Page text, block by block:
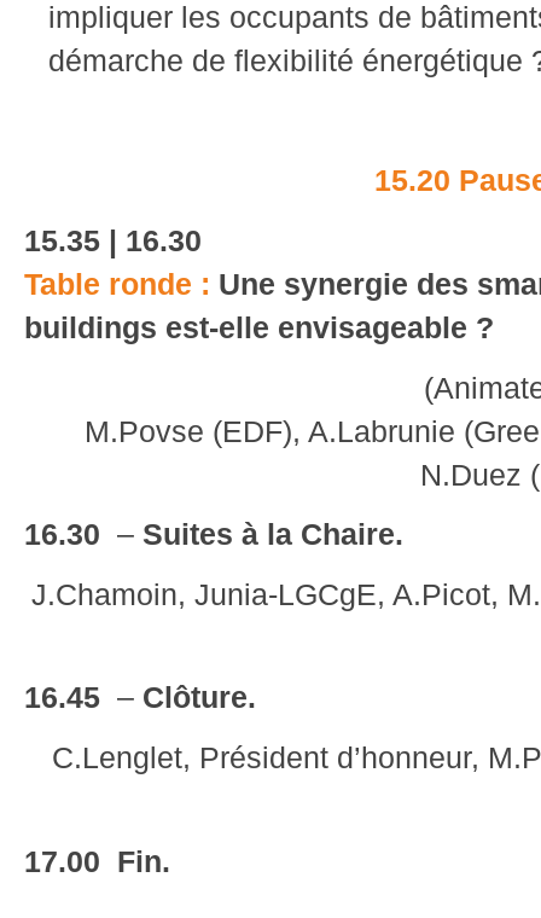
impliquer les occupants de
démarche de flexibilité énergétique
15.20
15.35 | 16.30
Table ronde : Une synergie des
buildings est-elle envisageable ?
M.Povse (EDF), A.Labrunie
N.Duez
16.30 – Suites à la Chaire.
J.Chamoin, Junia-LGCgE, A.Picot,
16.45 – Clôture.
C.Lenglet, Président d’honneur,
17.00 Fin.